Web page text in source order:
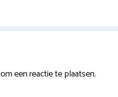
om een reactie te plaatsen.